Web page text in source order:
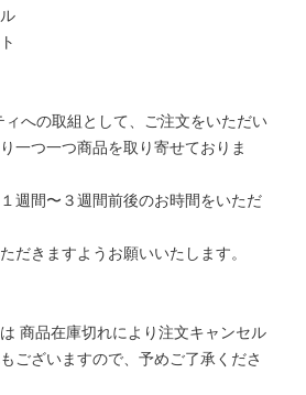
ィへの取組として、ご注文をいただい
一つ一つ商品を取り寄せておりま
週間〜３週間前後のお時間をいただ
だきますようお願いいたします。
商品在庫切れにより注文キャンセル
ございますので、予めご了承くださ